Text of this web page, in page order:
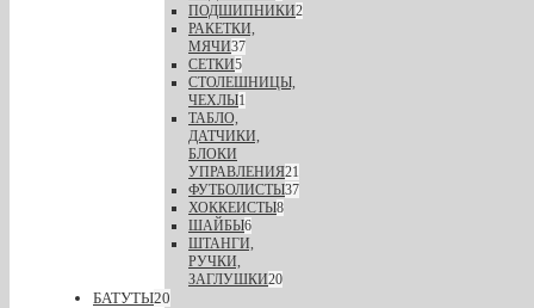
ПОДШИПНИКИ2
РАКЕТКИ,
МЯЧИ37
СЕТКИ5
СТОЛЕШНИЦЫ,
ЧЕХЛЫ1
ТАБЛО,
ДАТЧИКИ,
БЛОКИ
УПРАВЛЕНИЯ21
ФУТБОЛИСТЫ37
ХОККЕИСТЫ8
ШАЙБЫ6
ШТАНГИ,
РУЧКИ,
ЗАГЛУШКИ20
БАТУТЫ20